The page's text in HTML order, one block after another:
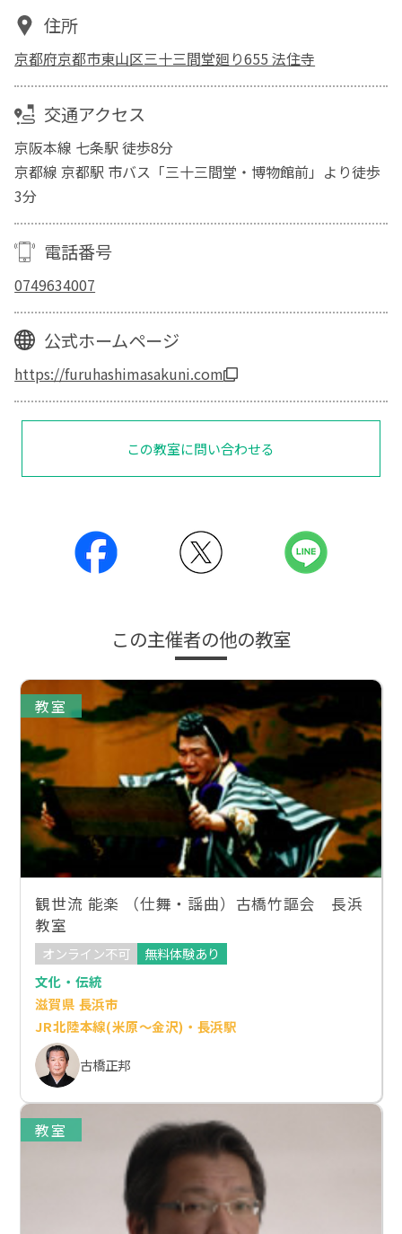
住所
京都府京都市東山区三十三間堂廻り655 法住寺
交通アクセス
京阪本線 七条駅 徒歩8分
京都線 京都駅 市バス「三十三間堂・博物館前」より徒歩
3分
電話番号
0749634007
公式ホームページ
https://furuhashimasakuni.com
この教室に問い合わせる
この主催者の他の教室
教室
観世流 能楽 （仕舞・謡曲）古橋竹謳会 長浜
教室
オンライン不可
無料体験あり
文化・伝統
滋賀県 長浜市
JR北陸本線(米原～金沢)・長浜駅
古橋正邦
教室